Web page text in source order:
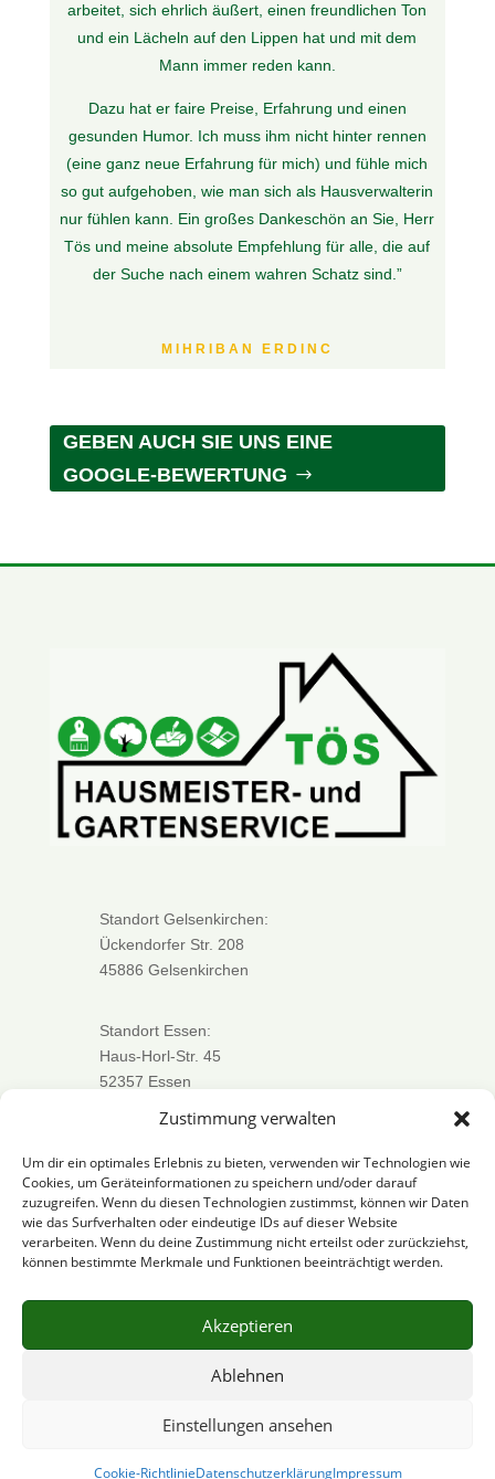
Zustimmung verwalten
Um dir ein optimales Erlebnis zu bieten, verwenden wir Technologien wie
Cookies, um Geräteinformationen zu speichern und/oder darauf
zuzugreifen. Wenn du diesen Technologien zustimmst, können wir Daten
wie das Surfverhalten oder eindeutige IDs auf dieser Website
verarbeiten. Wenn du deine Zustimmung nicht erteilst oder zurückziehst,
können bestimmte Merkmale und Funktionen beeinträchtigt werden.
Akzeptieren
Ablehnen
Einstellungen ansehen
Cookie-RichtlinieDatenschutzerklärungImpressum
arbeitet, sich ehrlich äußert, einen freundlichen Ton
und ein Lächeln auf den Lippen hat und mit dem
Mann immer reden kann.
Dazu hat er faire Preise, Erfahrung und einen
gesunden Humor. Ich muss ihm nicht hinter rennen
(eine ganz neue Erfahrung für mich) und fühle mich
so gut aufgehoben, wie man sich als Hausverwalterin
nur fühlen kann. Ein großes Dankeschön an Sie, Herr
Tös und meine absolute Empfehlung für alle, die auf
der Suche nach einem wahren Schatz sind. ”
MIHRIBAN ERDINC
GEBEN AUCH SIE UNS EINE
GOOGLE-BEWERTUNG
Standort Gelsenkirchen:
Ückendorfer Str. 208
45886 Gelsenkirchen
Standort Essen:
Haus-Horl-Str. 45
52357 Essen
0163 44 65 909

info@hausmeisterservice-toes.de
Impressum